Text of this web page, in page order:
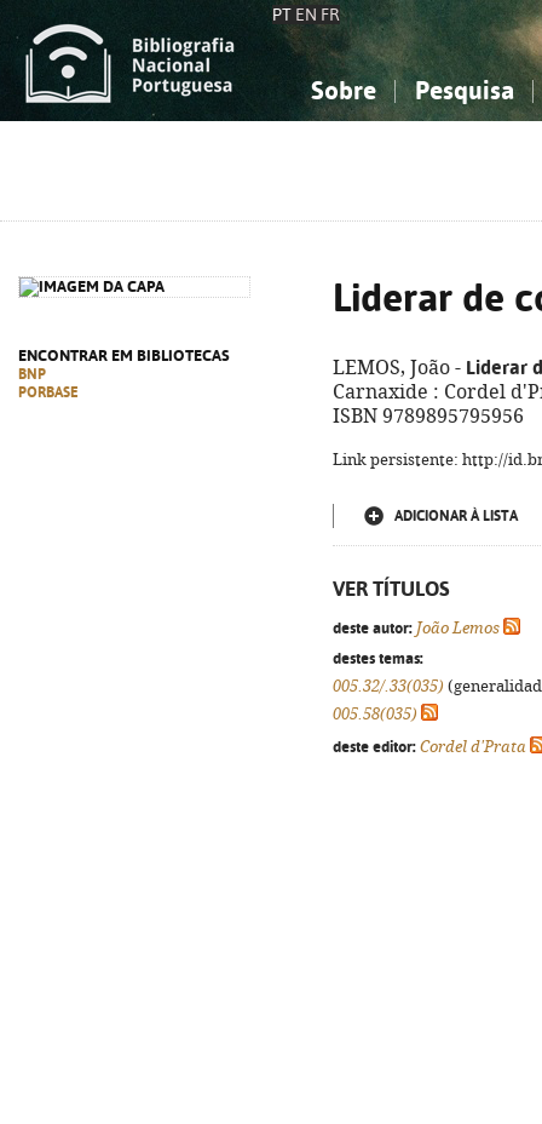
PT EN FR
Sobre Pesquisa
ENCONTRAR EM BIBLIOTECAS
BNP
PORBASE
Liderar de
LEMOS, João - Liderar
Carnaxide : Cordel
ISBN 9789895795956
Link persistente: http://
ADICIONAR À LISTA
VER TÍTULOS
deste autor: João Lemos
destes temas:
005.32/.33(035)
005.58(035)
deste editor: Cordel d'Prata